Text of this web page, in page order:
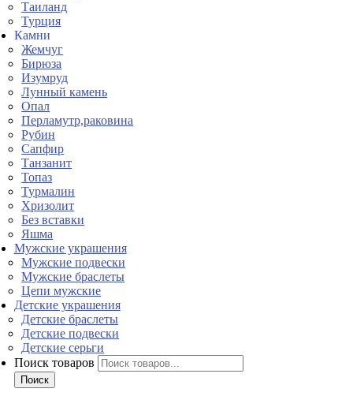
Таиланд
Турция
Камни
Жемчуг
Бирюза
Изумруд
Лунный камень
Опал
Перламутр,раковина
Рубин
Сапфир
Танзанит
Топаз
Турмалин
Хризолит
Без вставки
Яшма
Мужские украшения
Мужские подвески
Мужские браслеты
Цепи мужские
Детские украшения
Детские браслеты
Детские подвески
Детские серьги
Поиск товаров
Поиск